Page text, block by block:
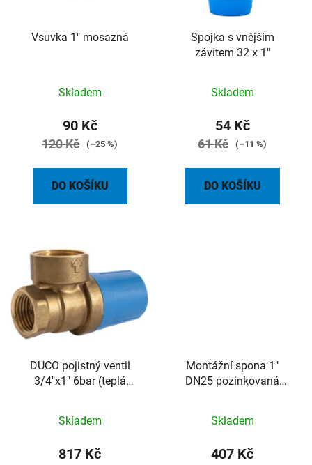
Vsuvka 1" mosazná
Skladem
90 Kč
120 Kč (–25 %)
DO KOŠÍKU
Spojka s vnějším
závitem 32 x 1"
Skladem
54 Kč
61 Kč (–11 %)
DO KOŠÍKU
DUCO pojistný ventil
3/4"x1" 6bar (teplá
Skladem
817 Kč
Montážní spona 1"
DN25 pozinkovaná
Skladem
407 Kč